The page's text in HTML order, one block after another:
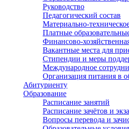
Руководство
Педагогический состав
Материально-
Платные
Финансово-
Вакантные места для
Стипендии и меры
Международное
Организация питания в
Абитуриенту
Образование
Расписание занятий
Расписание зачётов и
Вопросы перевода и